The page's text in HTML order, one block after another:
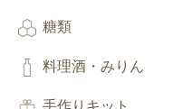
糖類
料理酒・みりん
手作りキット